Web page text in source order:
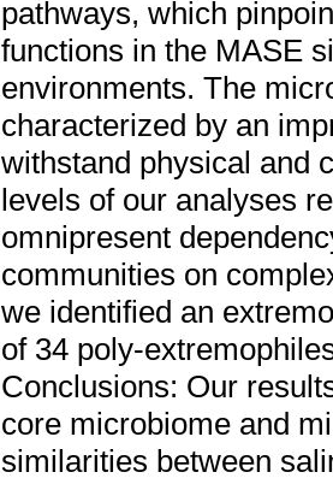
pathways, which
functions in the MASE
environments. The
characterized by an
withstand physical and
levels of our analyses
omnipresent
communities on
we identified an
of 34 poly-
Conclusions: Our
core microbiome and
similarities between